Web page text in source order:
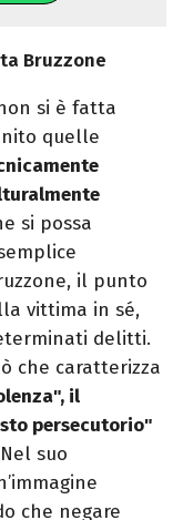
Bruzzone
si è fatta
quelle
si possa
il punto
vittima in sé,
delitti.
che caratterizza
il
persecutorio"
suo
che negare